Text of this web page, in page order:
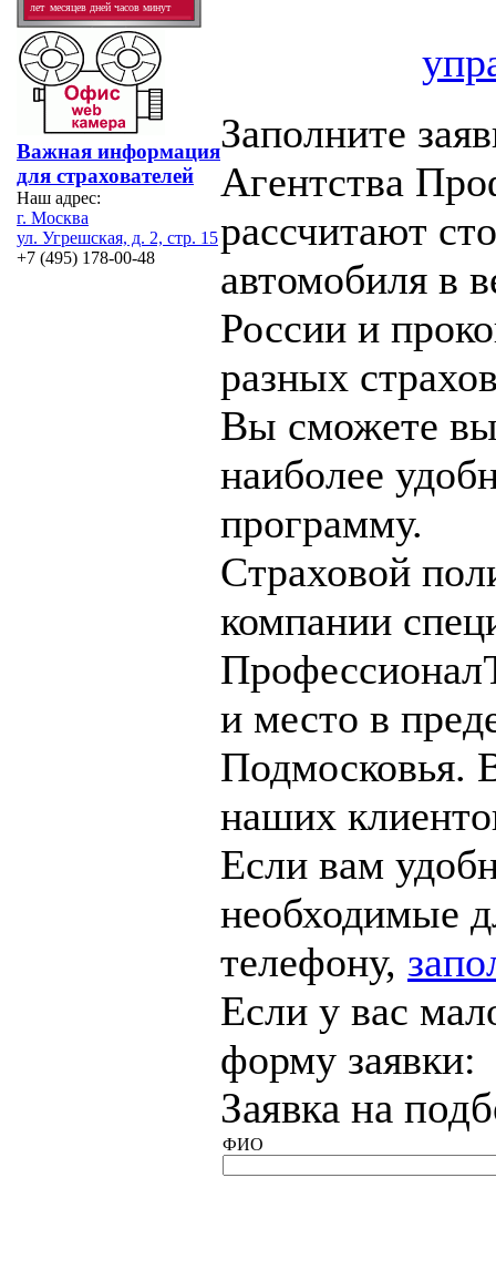
лет месяцев дней часов минут
Важная информация
для страхователей
Наш адрес:
г. Москва
ул. Угрешская, д. 2, стр. 15
+7 (495) 178-00-48
Заполните
Агентства
рассчитают
автомобиля в
России и
разных
Вы сможете
наиболее
программу.
Страховой
компании
и место в
Подмосковья.
наших
Если вам
необходимые
телефону,
Если у вас
форму заявки:
Заявка на
ФИО